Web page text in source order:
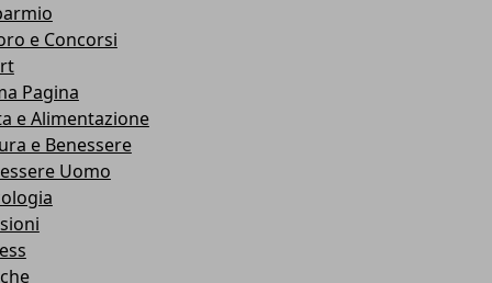
e Concorsi
Pagina
e Alimentazione
e Benessere
Uomo